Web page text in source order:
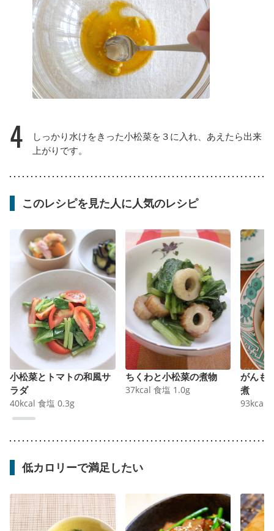
4
しっかり水けをきった小松菜を３に入れ、あえたら出来
上がりです。
このレシピを見た人に人気のレシピ
小松菜とトマトの和風サ
ラダ
40kcal 食塩 0.3g
ちくわと小松菜の煮物
37kcal 食塩 1.0g
がんも
煮
93kcal
低カロリーで満足したい